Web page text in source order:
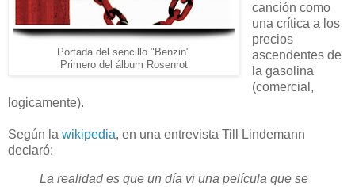
Portada del sencillo "Benzin"
Primero del álbum Rosenrot
canción como
una crítica a los
precios
ascendentes de
la gasolina
(comercial,
logicamente).
Según la wikipedia, en una entrevista Till Lindemann
declaró:
La realidad es que un día vi una película que se